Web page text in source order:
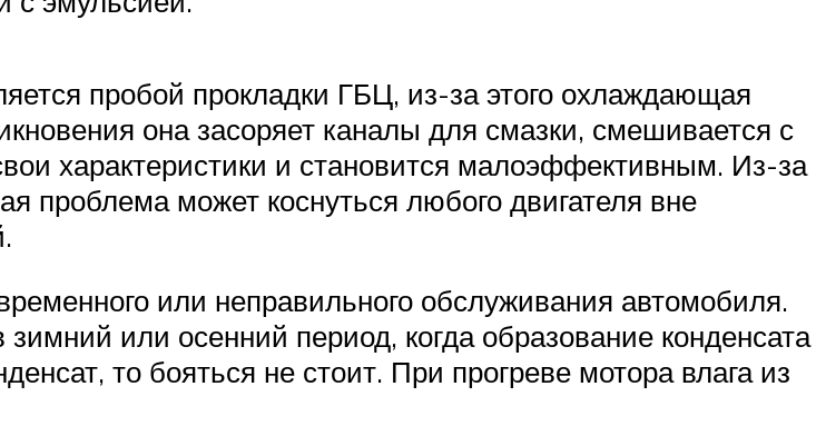
пробой прокладки ГБЦ, из-за этого охлаждающая
она засоряет каналы для смазки, смешивается с
характеристики и становится малоэффективным. Из-за
проблема может коснуться любого двигателя вне
или неправильного обслуживания автомобиля.
или осенний период, когда образование конденсата
то бояться не стоит. При прогреве мотора влага из